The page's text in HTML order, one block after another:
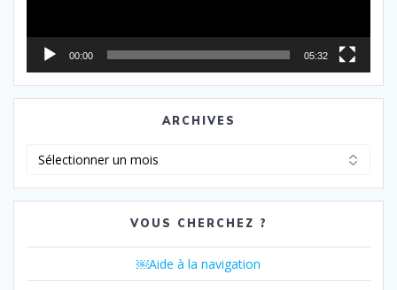
00:00 05:32
ARCHIVES
VOUS CHERCHEZ ?
￼Aide à la navigation